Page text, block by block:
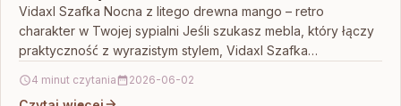
Vidaxl Szafka Nocna z litego drewna mango – retro
charakter w Twojej sypialni Jeśli szukasz mebla, który łączy
praktyczność z wyrazistym stylem, Vidaxl Szafka…
4 minut czytania 2026-06-02